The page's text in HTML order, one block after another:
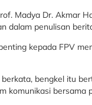
Madya Dr. Akmar
dalam penulisan
kepada FPV
bengkel itu
komunikasi bersama